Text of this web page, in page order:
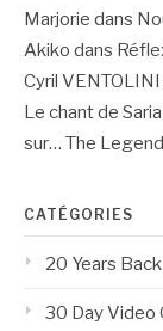
Marjorie dans
Akiko dans
Cyril VENTOLINI
Le chant de
sur… The
CATÉGORIES
20 Years Back
30 Day Video